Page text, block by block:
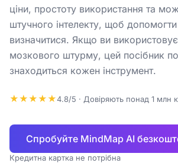
ціни, простоту використання та
штучного інтелекту, щоб
визначитися. Якщо ви
мозкового штурму, цей посібник
знаходиться кожен інструмент.
★★★★★4.8/5 · Довіряють понад 1 млн
Спробуйте MindMap AI
Кредитна картка не потрібна